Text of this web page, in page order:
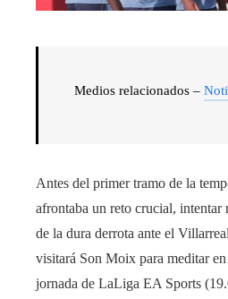
Medios relacionados –
Antes del primer tramo de la
afrontaba un reto crucial, intentar
de la dura derrota ante el
visitará Son Moix para meditar
jornada de LaLiga EA Sports